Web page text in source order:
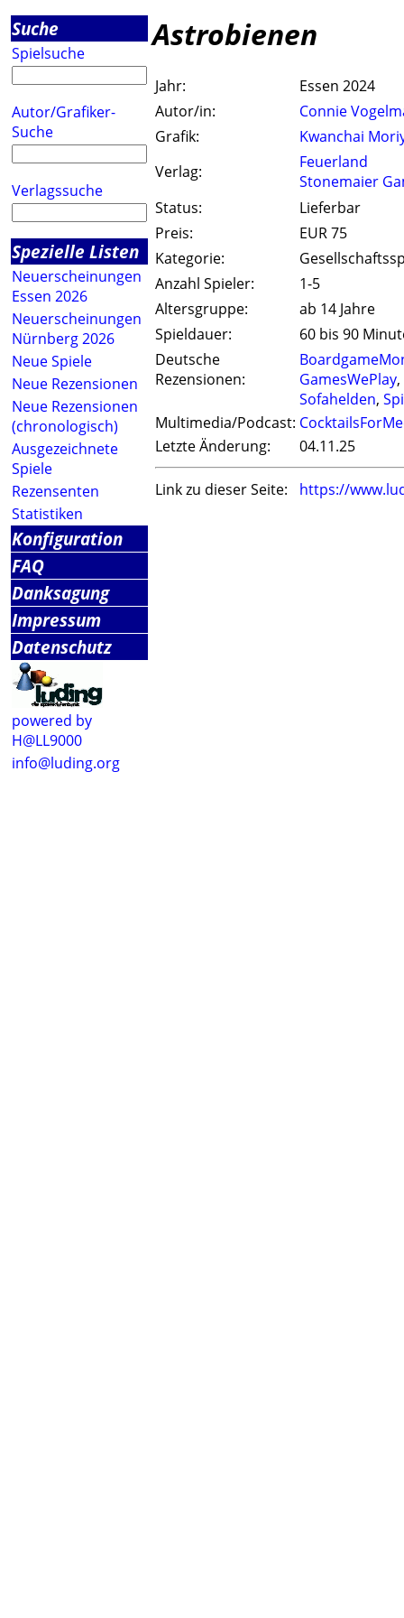
Suche
Spielsuche
Autor/Grafiker-
Suche
Verlagssuche
Spezielle Listen
Neuerscheinungen
Essen 2026
Neuerscheinungen
Nürnberg 2026
Neue Spiele
Neue Rezensionen
Neue Rezensionen
(chronologisch)
Ausgezeichnete
Spiele
Rezensenten
Statistiken
Konfiguration
FAQ
Danksagung
Impressum
Datenschutz
powered by
H@LL9000
info@luding.org
Astrobienen
Jahr:
Essen 2024
Autor/in:
Connie
Grafik:
Kwanchai
Verlag:
Feuerland
Stonemaier
Status:
Lieferbar
Preis:
EUR 75
Kategorie:
Anzahl Spieler:
1-5
Altersgruppe:
ab 14 Jahre
Spieldauer:
60 bis 90
Deutsche
Rezensionen:
GamesWePlay,
Sofahelden,
Multimedia/Podcast:
Letzte Änderung:
04.11.25
Link zu dieser Seite: https://